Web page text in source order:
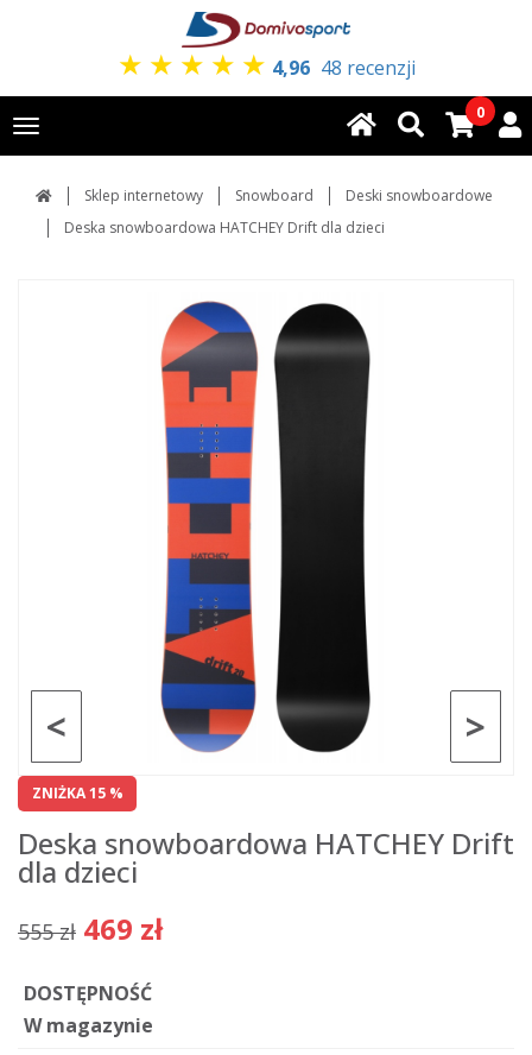
★ ★ ★ ★ ★ 4,96 48 recenzji
Toggle
navigation
0
Sklep internetowy Snowboard
Deski snowboardowe
Deska snowboardowa HATCHEY Drift dla dzieci
>
<
ZNIŻKA 15 %
Deska snowboardowa HATCHEY Drift
dla dzieci
555 zł 469 zł
DOSTĘPNOŚĆ
W magazynie